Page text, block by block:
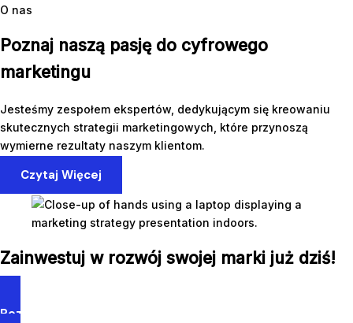
O nas
Poznaj naszą pasję do cyfrowego
marketingu
Jesteśmy zespołem ekspertów, dedykującym się kreowaniu
skutecznych strategii marketingowych, które przynoszą
wymierne rezultaty naszym klientom.
Czytaj Więcej
Zainwestuj w rozwój swojej marki już dziś!
Rozpocznij Teraz